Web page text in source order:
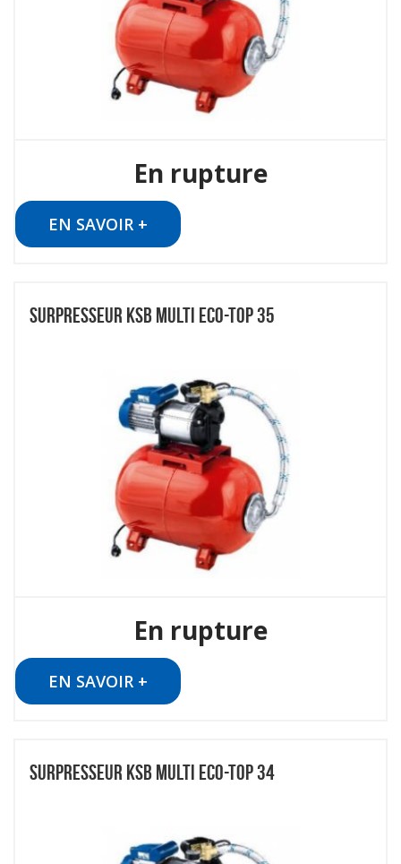
En rupture
EN SAVOIR +
SURPRESSEUR KSB MULTI ECO-TOP 35
En rupture
EN SAVOIR +
SURPRESSEUR KSB MULTI ECO-TOP 34